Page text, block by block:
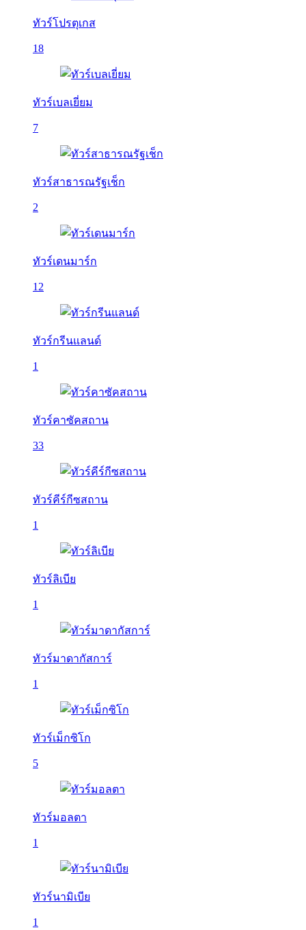
ทัวร์โปรตุเกส
18
ทัวร์เบลเยี่ยม
7
ทัวร์สาธารณรัฐเช็ก
2
ทัวร์เดนมาร์ก
12
ทัวร์กรีนแลนด์
1
ทัวร์คาซัคสถาน
33
ทัวร์คีร์กีซสถาน
1
ทัวร์ลิเบีย
1
ทัวร์มาดากัสการ์
1
ทัวร์เม็กซิโก
5
ทัวร์มอลตา
1
ทัวร์นามิเบีย
1